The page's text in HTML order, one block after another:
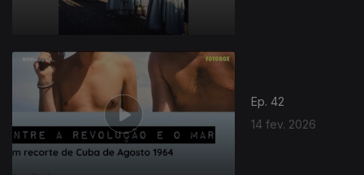
Ep. 42
14 fev. 2026